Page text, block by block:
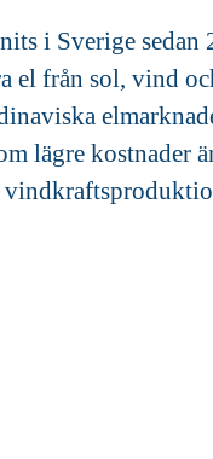
i Sverige
el från sol, vind
lägre kostnader